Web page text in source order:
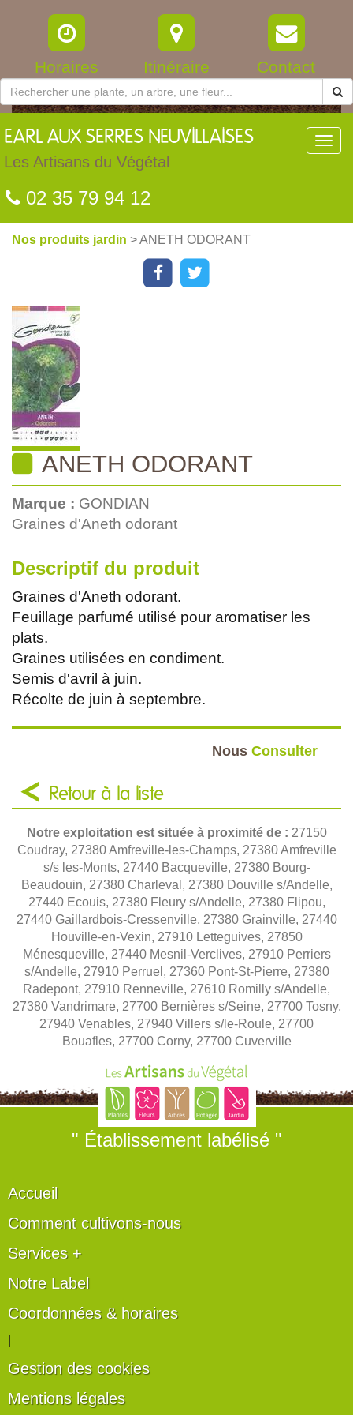
Horaires Itinéraire Contact
EARL AUX SERRES NEUVILLAISES
Les Artisans du Végétal
02 35 79 94 12
Nos produits jardin > ANETH ODORANT
ANETH ODORANT
Marque : GONDIAN
Graines d'Aneth odorant
Descriptif du produit
Graines d'Aneth odorant.
Feuillage parfumé utilisé pour aromatiser les
plats.
Graines utilisées en condiment.
Semis d'avril à juin.
Récolte de juin à septembre.
Nous Consulter
Retour à la liste
Notre exploitation est située à proximité de : 27150
Coudray, 27380 Amfreville-les-Champs, 27380 Amfreville
s/s les-Monts, 27440 Bacqueville, 27380 Bourg-
Beaudouin, 27380 Charleval, 27380 Douville s/Andelle,
27440 Ecouis, 27380 Fleury s/Andelle, 27380 Flipou,
27440 Gaillardbois-Cressenville, 27380 Grainville, 27440
Houville-en-Vexin, 27910 Letteguives, 27850
Ménesqueville, 27440 Mesnil-Verclives, 27910 Perriers
s/Andelle, 27910 Perruel, 27360 Pont-St-Pierre, 27380
Radepont, 27910 Renneville, 27610 Romilly s/Andelle,
27380 Vandrimare, 27700 Bernières s/Seine, 27700 Tosny,
27940 Venables, 27940 Villers s/le-Roule, 27700
Bouafles, 27700 Corny, 27700 Cuverville
" Établissement labélisé "
Accueil
Comment cultivons-nous
Services +
Notre Label
Coordonnées & horaires
Gestion des cookies
Mentions légales